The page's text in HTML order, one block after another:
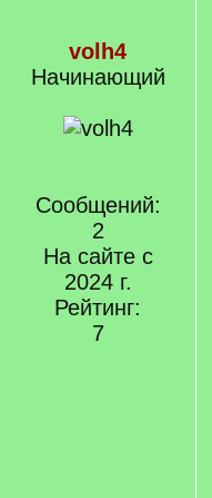
volh4
Начинающий
Сообщений:
2
На сайте с
2024 г.
Рейтинг:
7